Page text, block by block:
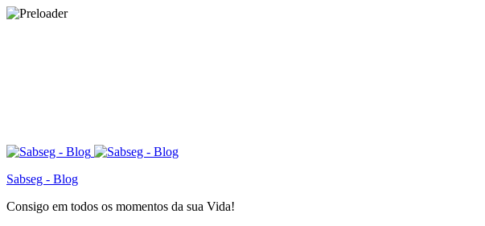
Sabseg - Blog
Consigo em todos os momentos da sua Vida!